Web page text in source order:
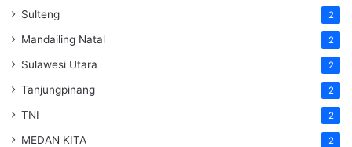
Sulteng 2
Mandailing Natal 2
Sulawesi Utara 2
Tanjungpinang 2
TNI 2
MEDAN KITA 2